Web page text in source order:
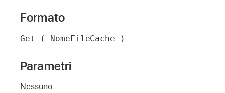
Formato
Get ( NomeFileCache )
Parametri
Nessuno